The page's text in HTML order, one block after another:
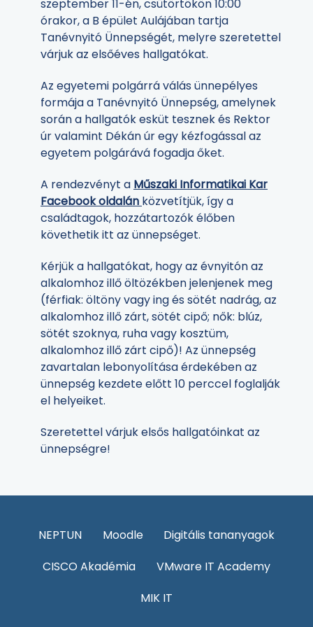
szeptember 11-én, csütörtökön 10:00
órakor, a B épület Aulájában tartja
Tanévnyitó Ünnepségét, melyre szeretettel
várjuk az elsőéves hallgatókat.
Az egyetemi polgárrá válás ünnepélyes
formája a Tanévnyitó Ünnepség, amelynek
során a hallgatók esküt tesznek és Rektor
úr valamint Dékán úr egy kézfogással az
egyetem polgárává fogadja őket.
A rendezvényt a Műszaki Informatikai Kar
Facebook oldalán közvetítjük, így a
családtagok, hozzátartozók élőben
követhetik itt az ünnepséget.
Kérjük a hallgatókat, hogy az évnyitón az
alkalomhoz illő öltözékben jelenjenek meg
(férfiak: öltöny vagy ing és sötét nadrág, az
alkalomhoz illő zárt, sötét cipő; nők: blúz,
sötét szoknya, ruha vagy kosztüm,
alkalomhoz illő zárt cipő)! Az ünnepség
zavartalan lebonyolítása érdekében az
ünnepség kezdete előtt 10 perccel foglalják
el helyeiket.
Szeretettel várjuk elsős hallgatóinkat az
ünnepségre!
NEPTUN Moodle
Digitális tananyagok
CISCO Akadémia
VMware IT Academy
MIK IT